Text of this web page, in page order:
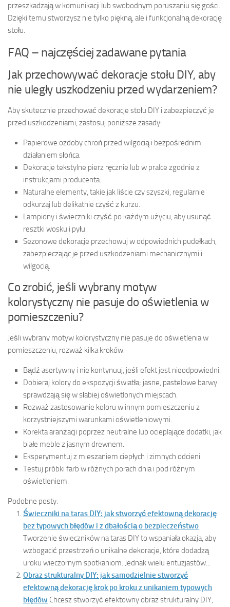
przeszkadzają w komunikacji lub swobodnym poruszaniu się gości.
Dzięki temu stworzysz nie tylko piękną, ale i funkcjonalną dekorację
stołu.
FAQ – najczęściej zadawane pytania
Jak przechowywać dekoracje stołu DIY, aby
nie uległy uszkodzeniu przed wydarzeniem?
Aby skutecznie przechować dekoracje stołu DIY i zabezpieczyć je
przed uszkodzeniami, zastosuj poniższe zasady:
Papierowe ozdoby chroń przed wilgocią i bezpośrednim
działaniem słońca.
Dekoracje tekstylne pierz ręcznie lub w pralce zgodnie z
instrukcjami producenta.
Naturalne elementy, takie jak liście czy szyszki, regularnie
odkurzaj lub delikatnie czyść z kurzu.
Lampiony i świeczniki czyść po każdym użyciu, aby usunąć
resztki wosku i pyłu.
Sezonowe dekoracje przechowuj w odpowiednich pudełkach,
zabezpieczając je przed uszkodzeniami mechanicznymi i
wilgocią.
Co zrobić, jeśli wybrany motyw
kolorystyczny nie pasuje do oświetlenia w
pomieszczeniu?
Jeśli wybrany motyw kolorystyczny nie pasuje do oświetlenia w
pomieszczeniu, rozważ kilka kroków:
Bądź asertywny i nie kontynuuj, jeśli efekt jest nieodpowiedni.
Dobieraj kolory do ekspozycji światła; jasne, pastelowe barwy
sprawdzają się w słabiej oświetlonych miejscach.
Rozważ zastosowanie koloru w innym pomieszczeniu z
korzystniejszymi warunkami oświetleniowymi.
Korekta aranżacji poprzez neutralne lub ocieplające dodatki, jak
białe meble z jasnym drewnem.
Eksperymentuj z mieszaniem ciepłych i zimnych odcieni.
Testuj próbki farb w różnych porach dnia i pod różnym
oświetleniem.
Podobne posty:
Świeczniki na taras DIY: jak stworzyć efektowną dekorację
bez typowych błędów i z dbałością o bezpieczeństwo
Tworzenie świeczników na taras DIY to wspaniała okazja, aby
wzbogacić przestrzeń o unikalne dekoracje, które dodadzą
uroku wieczornym spotkaniom. Jednak wielu entuzjastów...
Obraz strukturalny DIY: jak samodzielnie stworzyć
efektowną dekorację krok po kroku z unikaniem typowych
błędów Chcesz stworzyć efektowny obraz strukturalny DIY,